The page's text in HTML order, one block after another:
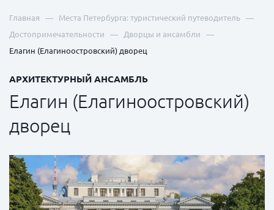
Главная — Места Петербурга: туристический путеводитель —
Достопримечательности — Дворцы и ансамбли —
Елагин (Елагиноостровский) дворец
АРХИТЕКТУРНЫЙ АНСАМБЛЬ
Елагин (Елагиноостровский)
дворец